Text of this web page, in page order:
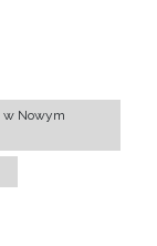
w Nowym